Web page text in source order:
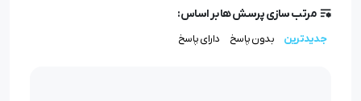
مرتب سازی پرسش ها بر اساس:
جدیدترین بدون پاسخ دارای پاسخ